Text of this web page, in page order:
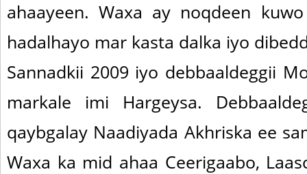
ahaayeen. Waxa ay noqdeen
hadalhayo mar kasta dalka iyo
Sannadkii 2009 iyo debbaaldeggii
markale imi Hargeysa.
qaybgalay Naadiyada Akhriska ee
Waxa ka mid ahaa Ceerigaabo,